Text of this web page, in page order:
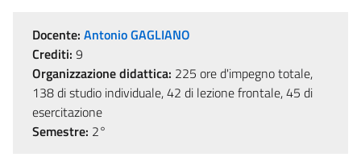
Docente: Antonio GAGLIANO
Crediti: 9
Organizzazione didattica: 225 ore d'impegno totale,
138 di studio individuale, 42 di lezione frontale, 45 di
esercitazione
Semestre: 2°